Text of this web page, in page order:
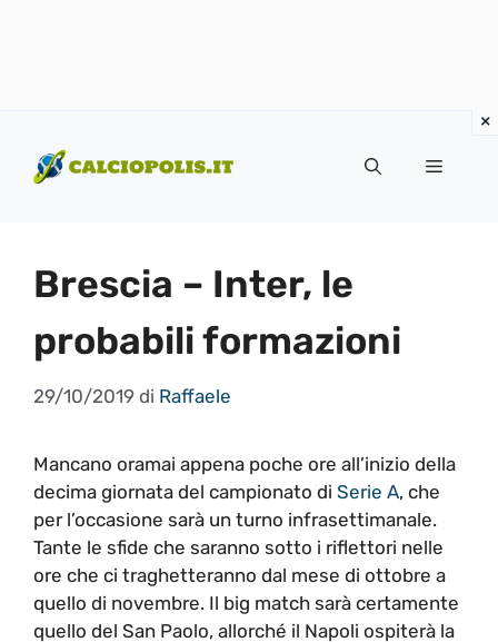
contenuto
Menu
Brescia – Inter, le
probabili formazioni
29/10/2019 di Raffaele
Mancano oramai appena poche ore all’inizio della
decima giornata del campionato di Serie A, che
per l’occasione sarà un turno infrasettimanale.
Tante le sfide che saranno sotto i riflettori nelle
ore che ci traghetteranno dal mese di ottobre a
quello di novembre. Il big match sarà certamente
quello del San Paolo, allorché il Napoli ospiterà la